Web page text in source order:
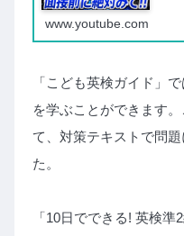
www.youtube.com
「こども英検ガイド」
を学ぶことができます
て、対策テキストで問
た。
「10日でできる! 英検